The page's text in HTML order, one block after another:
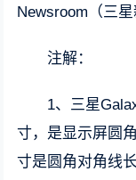
Newsroom（三
注解：
1、三星
寸，是显示屏圆
寸是圆角对角线